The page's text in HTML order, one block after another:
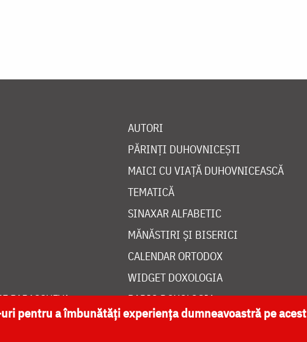
PARASCHEVA
AUTORI
PĂRINȚI DUHOVNICEȘTI
MAICI CU VIAȚĂ DUHOVNICEASCĂ
TEMATICĂ
SINAXAR ALFABETIC
MĂNĂSTIRI ȘI BISERICI
CALENDAR ORTODOX
WIDGET DOXOLOGIA
RADIO DOXOLOGIA
pentru a îmbunătăți experiența dumneavoastră pe acest